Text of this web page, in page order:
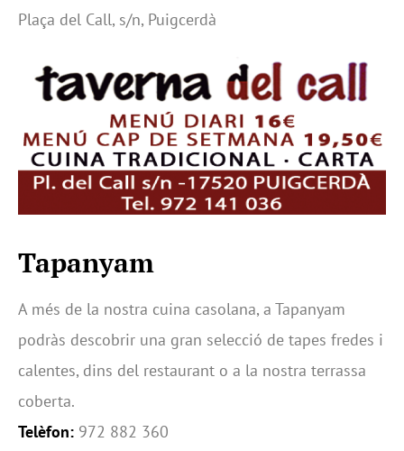
Plaça del Call, s/n, Puigcerdà
Tapanyam
A més de la nostra cuina casolana, a Tapanyam
podràs descobrir una gran selecció de tapes fredes i
calentes, dins del restaurant o a la nostra terrassa
coberta.
Telèfon: 972 882 360